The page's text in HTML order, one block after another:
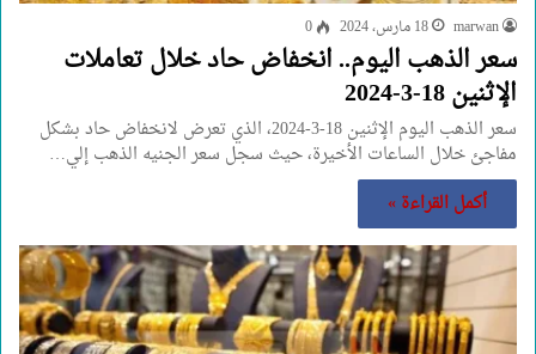
marwan 18 مارس، 2024 0
سعر الذهب اليوم.. انخفاض حاد خلال تعاملات
الإثنين 18-3-2024
سعر الذهب اليوم الإثنين 18-3-2024، الذي تعرض لانخفاض حاد بشكل
مفاجئ خلال الساعات الأخيرة، حيث سجل سعر الجنيه الذهب إلي…
أكمل القراءة »